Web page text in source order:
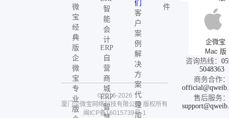
微
宝
经
典
版
企
微
宝
专
业
版
智
能
会
计
ERP
自
营
商
城
ERP
智
们
客
户
案
例
解
决
方
案
代
理
加
件
企微宝
Mac 版
咨询热线：
5048363
商务合作：
售后服务：
©2016-2026
厦门企微宝网络科技有限公司 版权所有
闽ICP备16015739号-1